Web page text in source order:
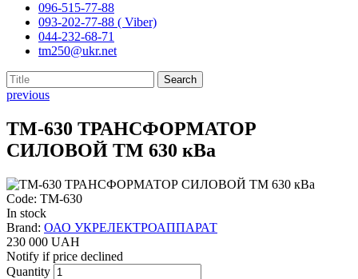
096-515-77-88
093-202-77-88 ( Viber)
044-232-68-71
tm250@ukr.net
previous
ТМ-630 ТРАНСФОРМАТОР
СИЛОВОЙ ТМ 630 кВа
Code: ТМ-630
In stock
Brand: ОАО УКРЕЛЕКТРОАППАРАТ
230 000 UAH
Notify if price declined
Quantity